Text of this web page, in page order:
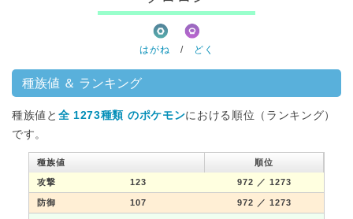
はがね / どく
種族値 ＆ ランキング
種族値と 全 1273種類 のポケモンにおける順位（ランキング）
です。
種族値 順位
攻撃 123 972 ／ 1273
防御 107 972 ／ 1273